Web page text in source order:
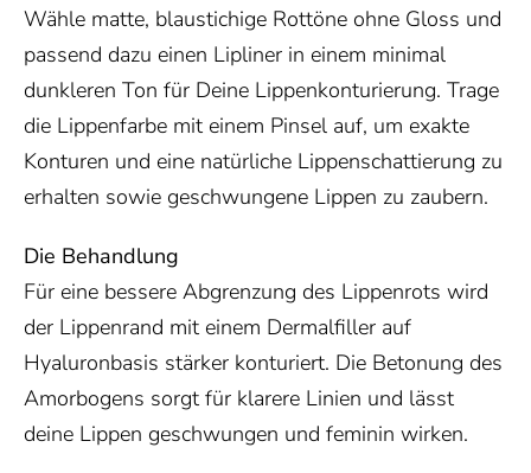
Wähle matte, blaustichige Rottöne ohne Gloss und
passend dazu einen Lipliner in einem minimal
dunkleren Ton für Deine Lippenkonturierung. Trage
die Lippenfarbe mit einem Pinsel auf, um exakte
Konturen und eine natürliche Lippenschattierung zu
erhalten sowie geschwungene Lippen zu zaubern.
Die Behandlung
Für eine bessere Abgrenzung des Lippenrots wird
der Lippenrand mit einem Dermalfiller auf
Hyaluronbasis stärker konturiert. Die Betonung des
Amorbogens sorgt für klarere Linien und lässt
deine Lippen geschwungen und feminin wirken.